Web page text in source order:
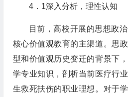
4．1深入分析，理性认知
目前，高校开展的思想政
核心价值观教育的主渠道。思
型和价值观历史变迁的背景下
学专业知识，剖析当前医疗行
生救死扶伤的职业理想。对于